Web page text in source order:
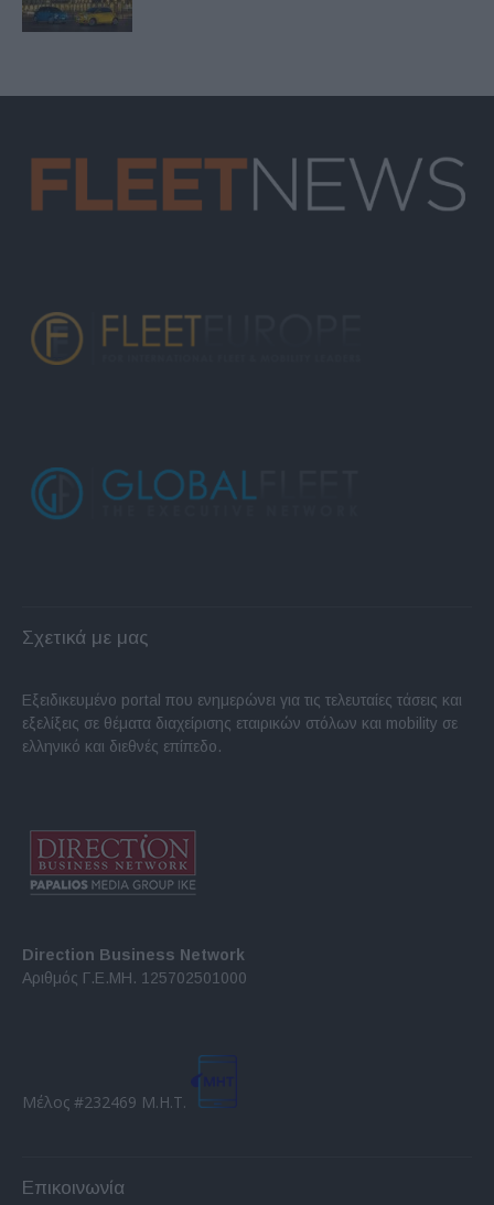
Σχετικά με μας
Εξειδικευμένο portal που ενημερώνει για τις τελευταίες τάσεις και
εξελίξεις σε θέματα διαχείρισης εταιρικών στόλων και mobility σε
ελληνικό και διεθνές επίπεδο.
Direction Business Network
Αριθμός Γ.Ε.ΜΗ. 125702501000
Μέλος #232469 Μ.Η.Τ.
Επικοινωνία